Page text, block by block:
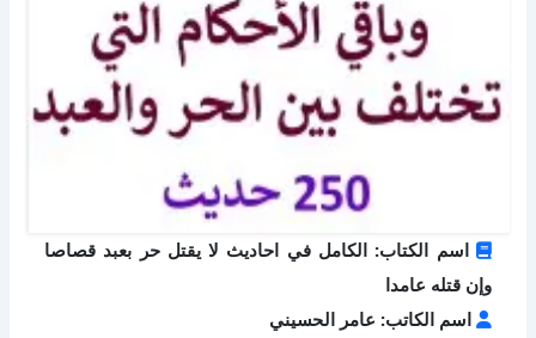
اسم الكتاب: الكامل في احاديث لا يقتل حر بعبد قصاصا
وإن قتله عامدا
اسم الكاتب: عامر الحسيني